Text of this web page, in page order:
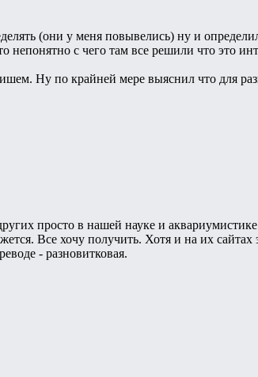
(они у меня повывелись) ну и
непонятно с чего там все решили что это
Ну по крайней мере выяснил что для
просто в нашей науке и
Все хочу получить. Хотя и на их сайтах
- разновитковая.